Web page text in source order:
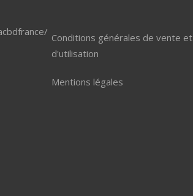
Conditions générales de vente et
d'utilisation
Mentions légales